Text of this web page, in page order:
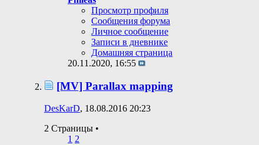
Просмотр профиля
Сообщения форума
Личное сообщение
Записи в дневнике
Домашняя страница
20.11.2020, 16:55
[MV] Parallax mapping
DesKarD, 18.08.2016 20:23
2 Страницы •
1 2